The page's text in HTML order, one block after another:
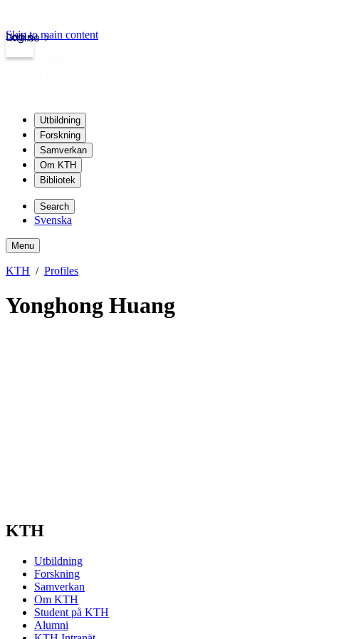
kth.se
Login
Skip to main content
Utbildning
Forskning
Samverkan
Om KTH
Bibliotek
Search
Svenska
Menu
KTH Profiles
Yonghong Huang
KTH
Utbildning
Forskning
Samverkan
Om KTH
Student på KTH
Alumni